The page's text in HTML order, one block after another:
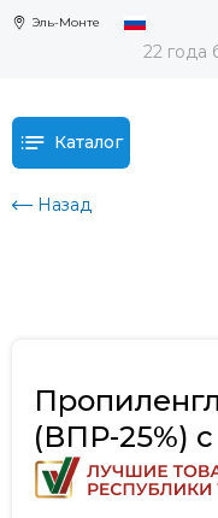
Эль-Монте
22 года
Каталог
Назад
(ВПР-25%)